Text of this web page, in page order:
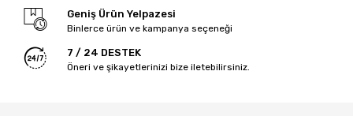
Geniş Ürün Yelpazesi
Binlerce ürün ve kampanya seçeneği
7 / 24 DESTEK
Öneri ve şikayetlerinizi bize iletebilirsiniz.